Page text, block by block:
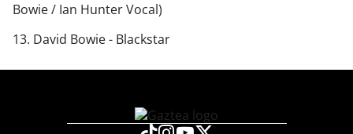
Bowie / Ian Hunter Vocal)
13. David Bowie - Blackstar